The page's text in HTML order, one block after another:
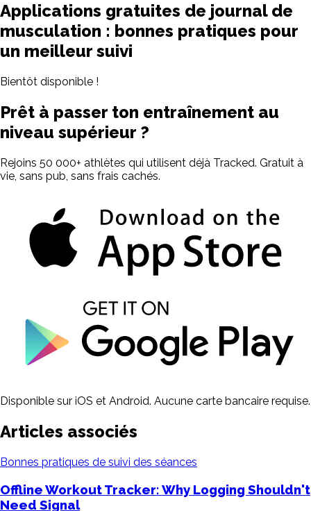
Applications gratuites de journal de
musculation : bonnes pratiques pour
un meilleur suivi
Bientôt disponible !
Prêt à passer ton entraînement au
niveau supérieur ?
Rejoins 50 000+ athlètes qui utilisent déjà Tracked. Gratuit à
vie, sans pub, sans frais cachés.
Disponible sur iOS et Android. Aucune carte bancaire requise.
Articles associés
Bonnes pratiques de suivi des séances
Offline Workout Tracker: Why Logging Shouldn't
Need Signal